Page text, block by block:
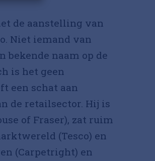
de aanstelling van
Niet iemand van
bekende naam op de
is het geen
een schat aan
de retailsector. Hij is
of Fraser), zat ruim
(Tesco) en
(Carpetright) en